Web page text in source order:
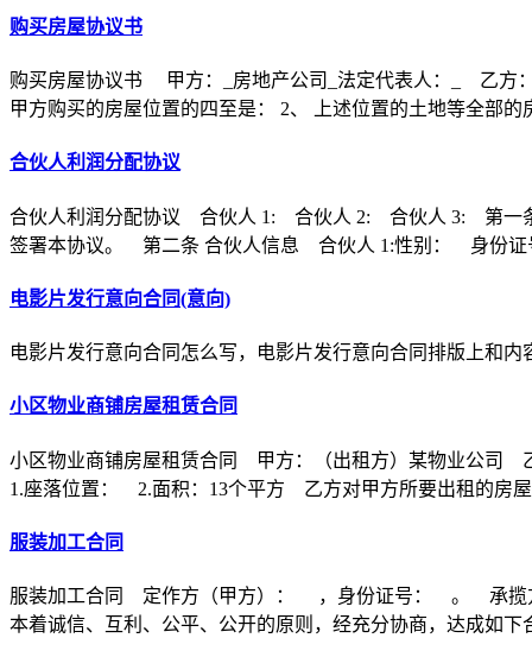
购买房屋协议书
购买房屋协议书 甲方：_房地产公司_法定代表人：_ 乙方
甲方购买的房屋位置的四至是： 2、 上述位置的土地等全部的
合伙人利润分配协议
合伙人利润分配协议 合伙人 1: 合伙人 2: 合伙人 3: 第一条
签署本协议。 第二条 合伙人信息 合伙人 1:性别： 身份
电影片发行意向合同(意向)
电影片发行意向合同怎么写，电影片发行意向合同排版上和
小区物业商铺房屋租赁合同
小区物业商铺房屋租赁合同 甲方：（出租方）某物业公司
1.座落位置： 2.面积：13个平方 乙方对甲方所要出租的房
服装加工合同
服装加工合同 定作方（甲方）： ，身份证号： 。 承揽
本着诚信、互利、公平、公开的原则，经充分协商，达成如下